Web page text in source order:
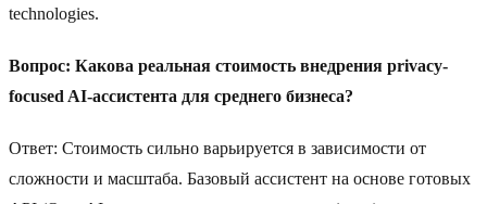
technologies.
Вопрос: Какова реальная стоимость внедрения privacy-
focused AI-ассистента для среднего бизнеса?
Ответ: Стоимость сильно варьируется в зависимости от
сложности и масштаба. Базовый ассистент на основе готовых